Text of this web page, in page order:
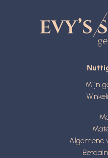
Mijn
Algemene